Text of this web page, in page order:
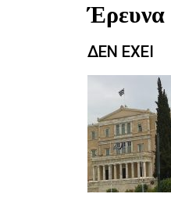
Έρευνα
ΔΕΝ ΕΧΕΙ